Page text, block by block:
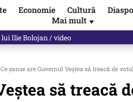
Economie Cultură
Mai mult ▼
Când va fi pus sistemul în
șanse are Guvernul Veștea să treacă de
să